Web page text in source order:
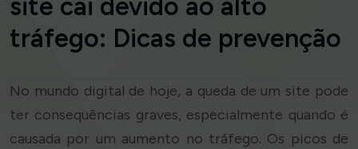
site cai devido ao alto
tráfego: Dicas de prevenção
No mundo digital de hoje, a queda de um site pode
ter consequências graves, especialmente quando é
causada por um aumento no tráfego. Os picos de